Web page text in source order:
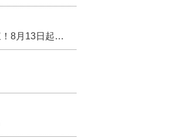
行政院核定西拉雅族為平埔原住民族群 盼望已久的重要時刻到來！8月13日起受理民族成員名冊登記